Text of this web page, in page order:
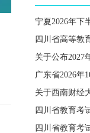
宁夏2026年下
广东省2026年